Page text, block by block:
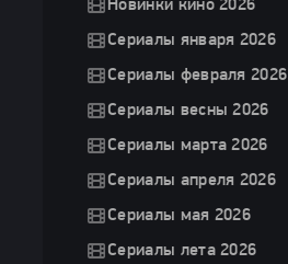
Новинки кино 2026
Сериалы января 2026
Сериалы февраля 2026
Сериалы весны 2026
Сериалы марта 2026
Сериалы апреля 2026
Сериалы мая 2026
Сериалы лета 2026